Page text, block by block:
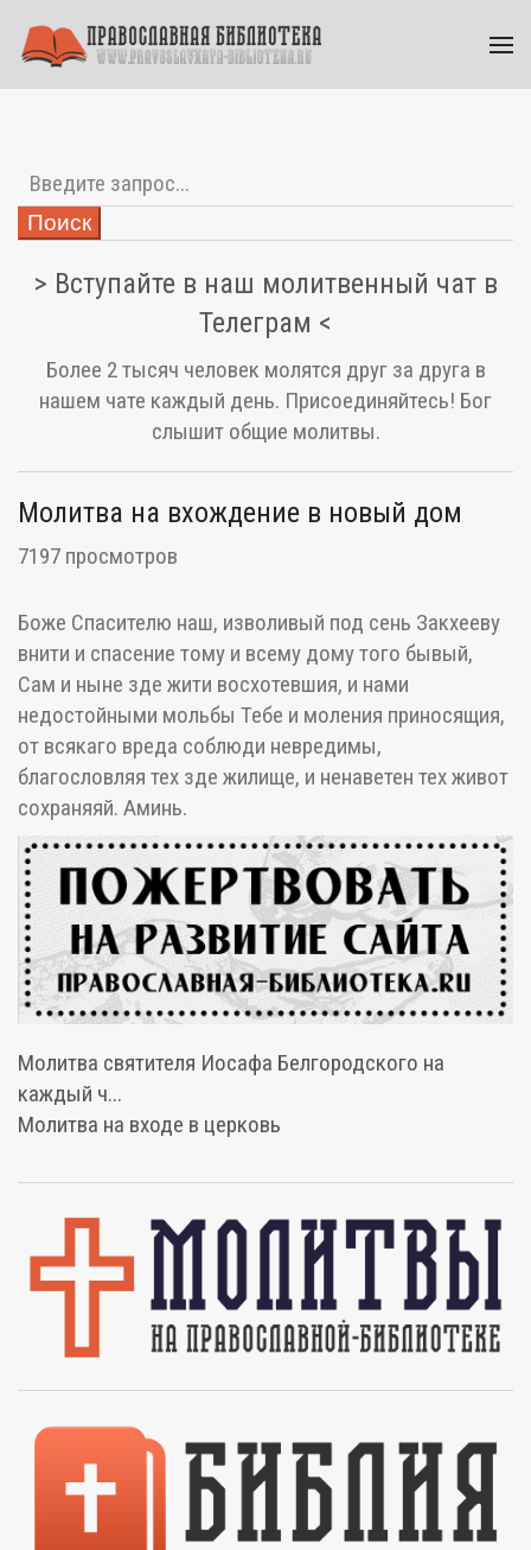
Поиск
> Вступайте в наш молитвенный чат в
Телеграм <
Более 2 тысяч человек молятся друг за друга в
нашем чате каждый день. Присоединяйтесь! Бог
слышит общие молитвы.
Молитва на вхождение в новый дом
7197 просмотров
Боже Спасителю наш, изволивый под сень Закхееву
внити и спасение тому и всему дому того бывый,
Сам и ныне зде жити восхотевшия, и нами
недостойными мольбы Тебе и моления приносящия,
от всякаго вреда соблюди невредимы,
благословляя тех зде жилище, и ненаветен тех живот
сохраняяй. Аминь.
Молитва святителя Иосафа Белгородского на
каждый ч...
Молитва на входе в церковь